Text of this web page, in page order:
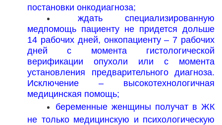
постановки онкодиагноза;
ждать специализированную
медпомощь пациенту не придется дольше
14 рабочих дней, онкопациенту – 7 рабочих
дней с момента гистологической
верификации опухоли или с момента
установления предварительного диагноза.
Исключение – высокотехнологичная
медицинская помощь;
беременные женщины получат в ЖК
не только медицинскую и психологическую